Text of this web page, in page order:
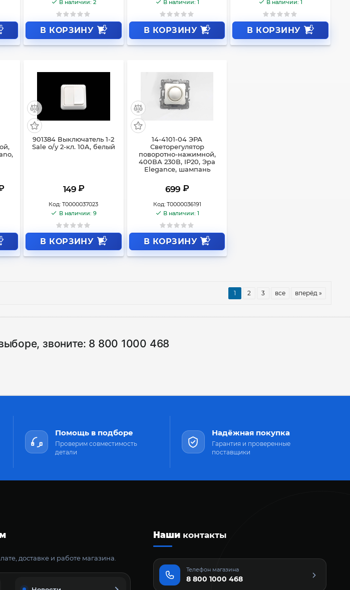
В наличии: 2
В КОРЗИНУ
В наличии: 1
В КОРЗИНУ
В наличии: 1
В КОРЗИНУ
901384 Выключатель 1-2
Sale о/у 2-кл. 10A, белый
149 ₽
Код: Т0000037023
В наличии: 9
В КОРЗИНУ
14-4101-04 ЭРА
Светорегулятор
поворотно-нажимной,
400ВА 230В, IP20, Эра
Elegance, шампань
699 ₽
Код: Т0000036191
В наличии: 1
В КОРЗИНУ
1 2 3 все вперёд »
звоните: 8 800 1000 468
Помощь в подборе
Проверим совместимость
детали
Надёжная покупка
Гарантия и проверенные
поставщики
доставке и работе магазина.
Нашиконтакты
Телефон магазина
8 800 1000 468